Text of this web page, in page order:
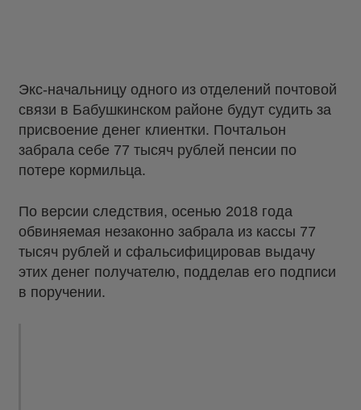
Экс-начальницу одного из отделений почтовой
связи в Бабушкинском районе будут судить за
присвоение денег клиентки. Почтальон
забрала себе 77 тысяч рублей пенсии по
потере кормильца.
По версии следствия, осенью 2018 года
обвиняемая незаконно забрала из кассы 77
тысяч рублей и сфальсифицировав выдачу
этих денег получателю, подделав его подписи
в поручении.